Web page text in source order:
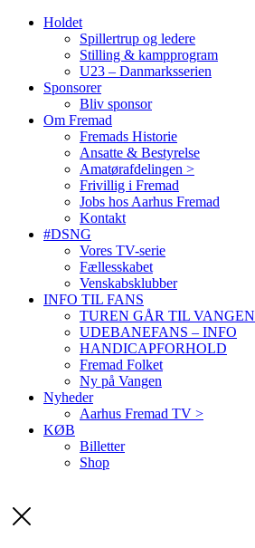
Holdet
Spillertrup og ledere
Stilling & kampprogram
U23 – Danmarksserien
Sponsorer
Bliv sponsor
Om Fremad
Fremads Historie
Ansatte & Bestyrelse
Amatørafdelingen >
Frivillig i Fremad
Jobs hos Aarhus Fremad
Kontakt
#DSNG
Vores TV-serie
Fællesskabet
Venskabsklubber
INFO TIL FANS
TUREN GÅR TIL VANGEN
UDEBANEFANS – INFO
HANDICAPFORHOLD
Fremad Folket
Ny på Vangen
Nyheder
Aarhus Fremad TV >
KØB
Billetter
Shop